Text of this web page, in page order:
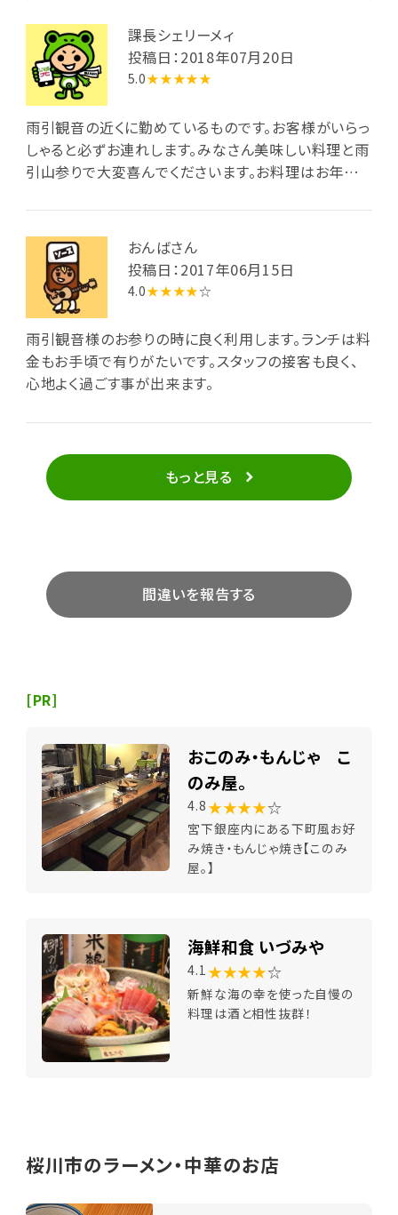
課長シェリーメィ
投稿日：2018年07月20日
5.0★★★★★
雨引観音の近くに勤めているものです。お客様がいらっ
しゃると必ずお連れします。みなさん美味しい料理と雨
引山参りで大変喜んでくださいます。お料理はお年寄り
おんばさん
投稿日：2017年06月15日
4.0★★★★☆
雨引観音様のお参りの時に良く利用します。ランチは料
金もお手頃で有りがたいです。スタッフの接客も良く、
心地よく過ごす事が出来ます。
もっと見る
間違いを報告する
[PR]
おこのみ・もんじゃ こ
のみ屋。
4.8 ★★★★☆
宮下銀座内にある下町風お好
み焼き・もんじゃ焼き【このみ
屋。】
海鮮和食 いづみや
4.1 ★★★★☆
新鮮な海の幸を使った自慢の
料理は酒と相性抜群！
桜川市のラーメン・中華のお店